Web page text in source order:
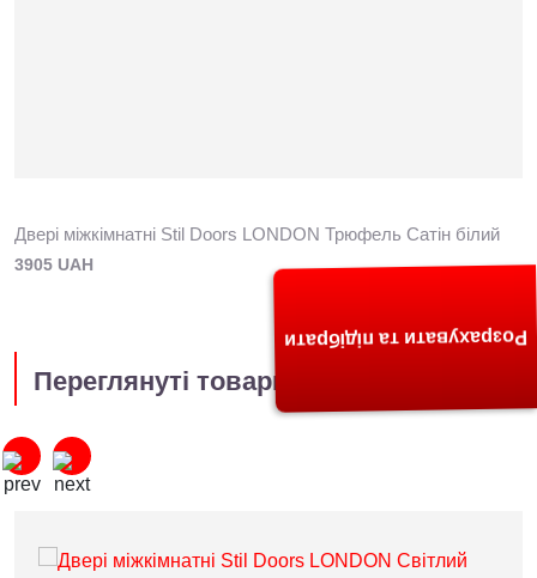
Двері міжкімнатні Stil Doors LONDON Трюфель Сатін білий
3905 UAH
Переглянуті товари
Розрахувати та підібрати